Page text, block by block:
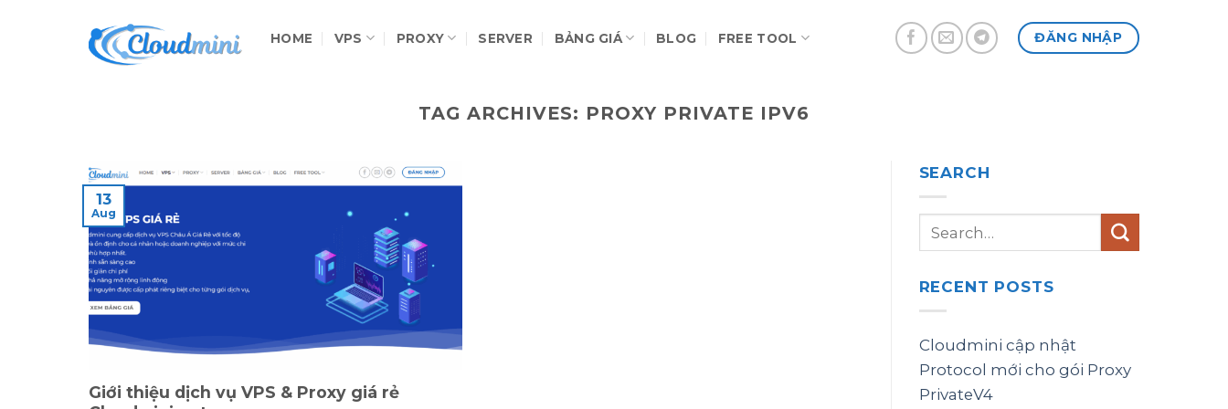
HOME VPS PROXY SERVER BẢNG GIÁ BLOG FREE TOOL ĐĂNG NHẬP
TAG ARCHIVES: PROXY PRIVATE IPV6
Giới thiệu dịch vụ VPS & Proxy giá rẻ
13
Aug
SEARCH
RECENT POSTS
Cloudmini cập nhật
Protocol mới cho gói Proxy
PrivateV4